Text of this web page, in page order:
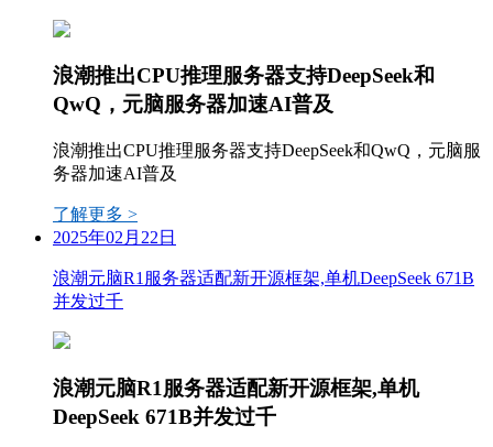
浪潮推出CPU推理服务器支持DeepSeek和
QwQ，元脑服务器加速AI普及
浪潮推出CPU推理服务器支持DeepSeek和QwQ，元脑服
务器加速AI普及
了解更多 >
2025年02月22日
浪潮元脑R1服务器适配新开源框架,单机DeepSeek 671B
并发过千
浪潮元脑R1服务器适配新开源框架,单机
DeepSeek 671B并发过千